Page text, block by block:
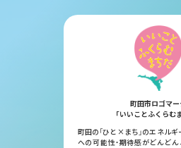
町田市ロゴマー
「いいことふくらむ
町田の「ひと×まち」のエネルギ
への可能性・期待感がどんど